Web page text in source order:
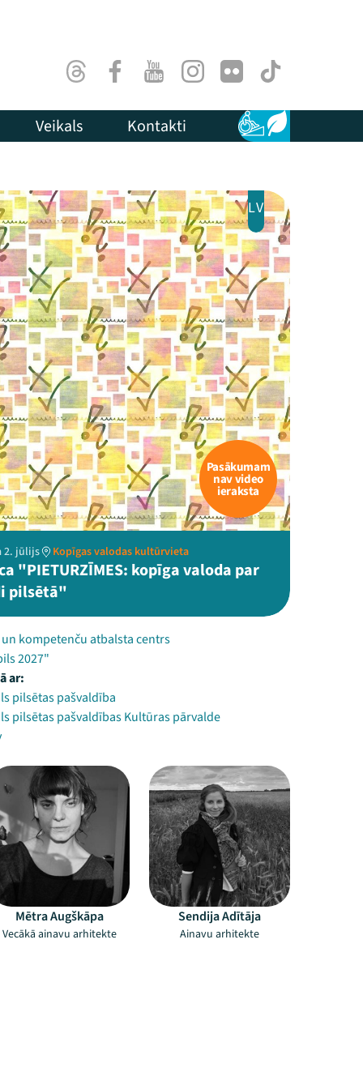
ThreadsFacebookYoutubeInstagram
Flick TikTok
Veikals Kontakti Pieejamība
Ilgtspēja
LV
Pasākumam
nav video
ieraksta
2. jūlijs Kopīgas valodas kultūrvieta
"PIETURZĪMES: kopīga valoda par
pilsētā"
kompetenču atbalsta centrs
2027"
ar:
pilsētas pašvaldība
pilsētas pašvaldības Kultūras pārvalde
Mētra Augškāpa
Vecākā ainavu arhitekte
Sendija Adītāja
Ainavu arhitekte